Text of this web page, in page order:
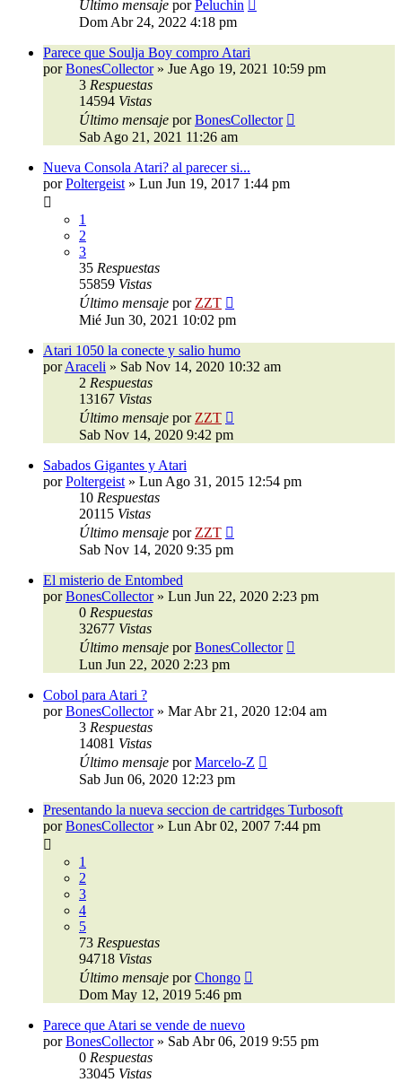
Último mensaje porPeluchin
Dom Abr 24, 2022 4:18 pm
Parece que Soulja Boy compro Atari
porBonesCollector» Jue Ago 19, 2021 10:59 pm
3 Respuestas
14594 Vistas
Último mensaje porBonesCollector
Sab Ago 21, 2021 11:26 am
Nueva Consola Atari? al parecer si...
porPoltergeist » Lun Jun 19, 2017 1:44 pm
1
2
3
35 Respuestas
55859 Vistas
Último mensaje por ZZT
Mié Jun 30, 2021 10:02 pm
Atari 1050 la conecte y salio humo
porAraceli » Sab Nov 14, 2020 10:32 am
2 Respuestas
13167 Vistas
Último mensaje por ZZT
Sab Nov 14, 2020 9:42 pm
Sabados Gigantes y Atari
porPoltergeist » Lun Ago 31, 2015 12:54 pm
10 Respuestas
20115 Vistas
Último mensaje por ZZT
Sab Nov 14, 2020 9:35 pm
El misterio de Entombed
porBonesCollector» Lun Jun 22, 2020 2:23 pm
0 Respuestas
32677 Vistas
Último mensaje porBonesCollector
Lun Jun 22, 2020 2:23 pm
Cobol para Atari ?
porBonesCollector» Mar Abr 21, 2020 12:04 am
3 Respuestas
14081 Vistas
Último mensaje porMarcelo-Z
Sab Jun 06, 2020 12:23 pm
Presentando la nueva seccion de cartridges Turbosoft
porBonesCollector» Lun Abr 02, 2007 7:44 pm
1
2
3
4
5
73 Respuestas
94718 Vistas
Último mensaje porChongo
Dom May 12, 2019 5:46 pm
Parece que Atari se vende de nuevo
porBonesCollector» Sab Abr 06, 2019 9:55 pm
0 Respuestas
33045 Vistas